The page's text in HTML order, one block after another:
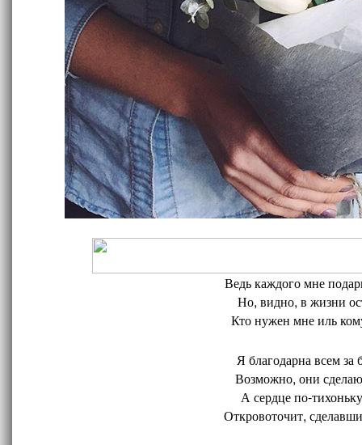
Ведь каждого мне
Но, видно, в жизни
Кто нужен мне иль
Я благодарна всем за
Возможно, они
А сердце по-
Откровоточит,